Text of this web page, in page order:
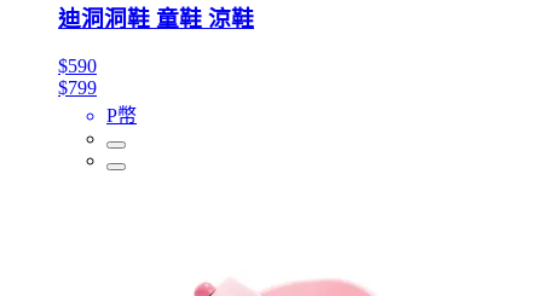
迪洞洞鞋 童鞋 涼鞋
$590
$799
P幣